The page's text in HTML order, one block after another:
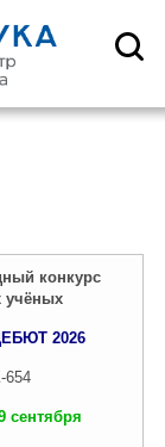
конкурс
учёных
2026
654
сентября